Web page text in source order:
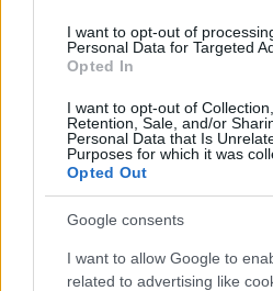
I want to opt-out of
Personal Data for Targeted
Opted In
I want to opt-out of
Retention, Sale, and/or
Personal Data that Is
Purposes for which it was
Opted Out
Google consents
I want to allow Google to
related to advertising like
Hobo: Látnokok,
Holnap este a Bartók Béla
Lángoló Gitárok•2018. április 09.